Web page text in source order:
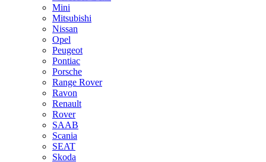
Mini
Mitsubishi
Nissan
Opel
Peugeot
Pontiac
Porsche
Range Rover
Ravon
Renault
Rover
SAAB
Scania
SEAT
Skoda